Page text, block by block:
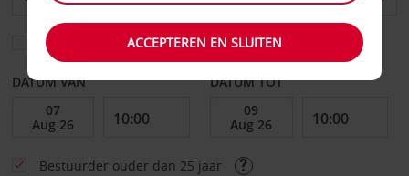
Kies een ander afleverpunt
DATUM VAN DATUM TOT
Bestuurder ouder dan 25 jaar
ACCEPTEREN EN SLUITEN